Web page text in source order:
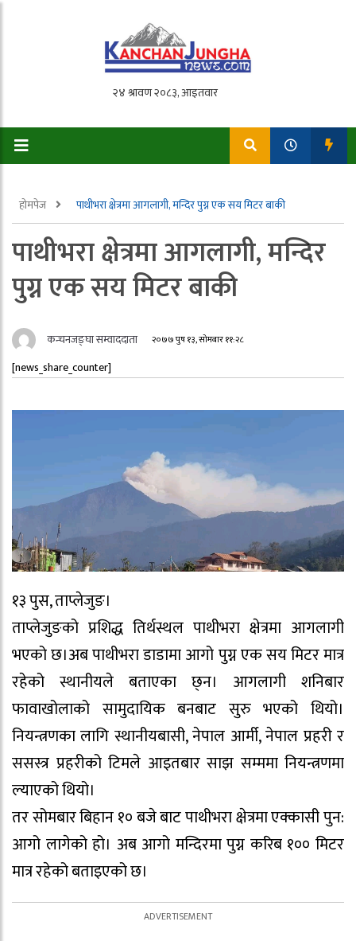
होमपेज पाथीभरा क्षेत्रमा आगलागी, मन्दिर पुग्न एक सय मिटर बाकी
पाथीभरा क्षेत्रमा आगलागी, मन्दिर
पुग्न एक सय मिटर बाकी
कन्चनजङ्घा सम्वाददाता २०७७ पुष १३, सोमबार ११:२८
[news_share_counter]
१३ पुस, ताप्लेजुङ।
ताप्लेजुङको प्रशिद्ध तिर्थस्थल पाथीभरा क्षेत्रमा आगलागी
भएको छ।अब पाथीभरा डाडामा आगो पुग्न एक सय मिटर मात्र
रहेको स्थानीयले बताएका छ्न। आगलागी शनिबार
फावाखोलाको सामुदायिक बनबाट सुरु भएको थियो।
नियन्त्रणका लागि स्थानीयबासी, नेपाल आर्मी, नेपाल प्रहरी र
ससस्त्र प्रहरीको टिमले आइतबार साझ सम्ममा नियन्त्रणमा
ल्याएको थियो।
तर सोमबार बिहान १० बजे बाट पाथीभरा क्षेत्रमा एक्कासी पुन:
आगो लागेको हो। अब आगो मन्दिरमा पुग्न करिब १०० मिटर
मात्र रहेको बताइएको छ।